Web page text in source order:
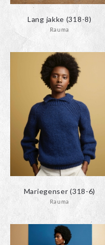
Lang jakke (318-8)
Rauma
Mariegenser (318-6)
Rauma